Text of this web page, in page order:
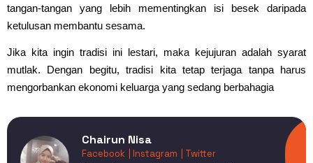
tangan-tangan yang lebih mementingkan isi besek daripada
ketulusan membantu sesama.
Jika kita ingin tradisi ini lestari, maka kejujuran adalah syarat
mutlak. Dengan begitu, tradisi kita tetap terjaga tanpa harus
mengorbankan ekonomi keluarga yang sedang berbahagia
Chairun Nisa
Facebook | Instagram
| Twitter